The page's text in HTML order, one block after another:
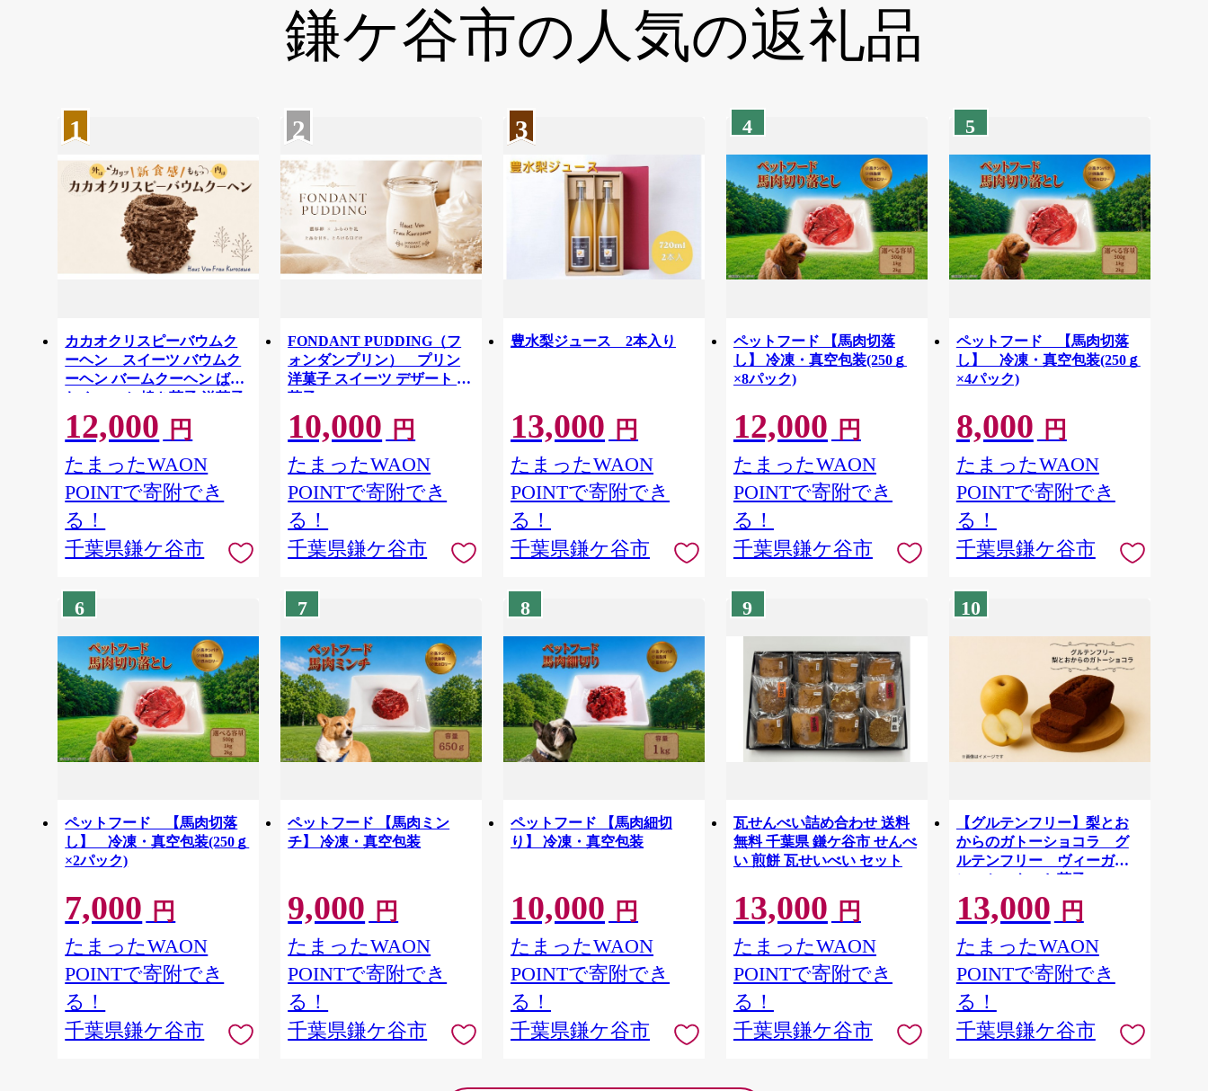
鎌ケ谷市の 人気の返礼品
1
カカオクリスピーバウムク
ーヘン スイーツ バウムク
ーヘン バームクーヘン ばう
むくーへん 焼き菓子 洋菓子
お菓子 千葉県 鎌ケ谷市
12,000 円
たまったWAON
POINTで寄附でき
る！
千葉県鎌ケ谷市
2
FONDANT PUDDING（フ
ォンダンプリン） プリン
洋菓子 スイーツ デザート お
菓子
10,000 円
たまったWAON
POINTで寄附でき
る！
千葉県鎌ケ谷市
3
豊水梨ジュース 2本入り
13,000 円
たまったWAON
POINTで寄附でき
る！
千葉県鎌ケ谷市
4
ペットフード 【馬肉切落
し】 冷凍・真空包装(250ｇ
×8パック)
12,000 円
たまったWAON
POINTで寄附でき
る！
千葉県鎌ケ谷市
5
ペットフード 【馬肉切落
し】 冷凍・真空包装(250ｇ
×4パック)
8,000 円
たまったWAON
POINTで寄附でき
る！
千葉県鎌ケ谷市
6
ペットフード 【馬肉切落
し】 冷凍・真空包装(250ｇ
×2パック)
7,000 円
たまったWAON
POINTで寄附でき
る！
千葉県鎌ケ谷市
7
ペットフード 【馬肉ミン
チ】 冷凍・真空包装
9,000 円
たまったWAON
POINTで寄附でき
る！
千葉県鎌ケ谷市
8
ペットフード 【馬肉細切
り】 冷凍・真空包装
10,000 円
たまったWAON
POINTで寄附でき
る！
千葉県鎌ケ谷市
9
瓦せんべい詰め合わせ 送料
無料 千葉県 鎌ケ谷市 せんべ
い 煎餅 瓦せいべい セット
13,000 円
たまったWAON
POINTで寄附でき
る！
千葉県鎌ケ谷市
10
【グルテンフリー】梨とお
からのガトーショコラ グ
ルテンフリー ヴィーガ
ン ケーキ お菓子
13,000 円
たまったWAON
POINTで寄附でき
る！
千葉県鎌ケ谷市